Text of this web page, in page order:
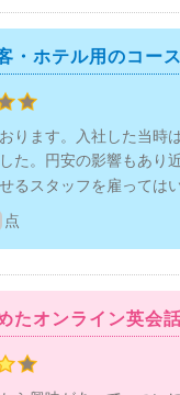
・ホテル用のコー
ります。入社した当時
た。円安の影響もあり
るスタッフを雇っては
点
たオンライン英会